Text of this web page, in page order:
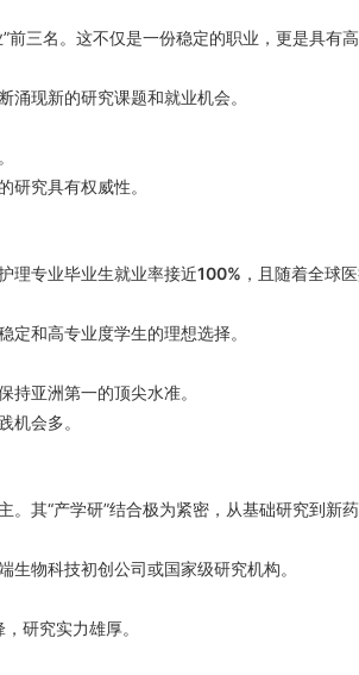
前三名。这不仅是一份稳定的职业，更是具有
现新的研究课题和就业机会。
研究具有权威性。
理专业毕业生就业率接近100% ，且随着全球
和高专业度学生的理想选择。
持亚洲第一的顶尖水准。
机会多。
其“产学研”结合极为紧密，从基础研究到新
物科技初创公司或国家级研究机构。
研究实力雄厚。